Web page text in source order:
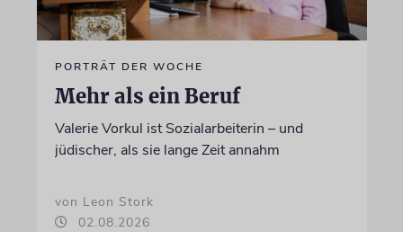
PORTRÄT DER WOCHE
Mehr als ein Beruf
Valerie Vorkul ist Sozialarbeiterin – und
jüdischer, als sie lange Zeit annahm
von Leon Stork
02.08.2026